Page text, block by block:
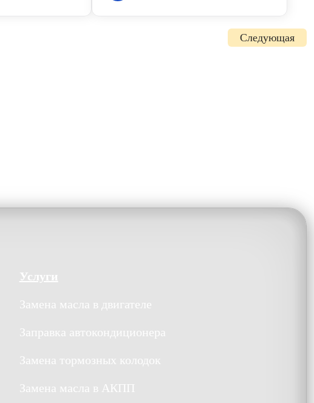
Следующая
Услуги
Замена масла в двигателе
Заправка автокондиционера
Замена тормозных колодок
Замена масла в АКПП